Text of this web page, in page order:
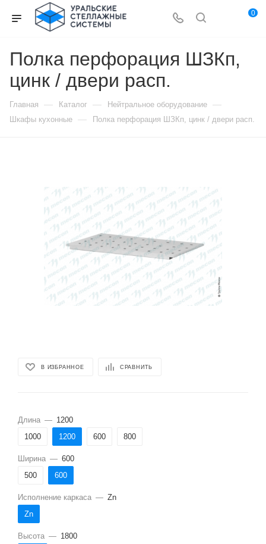
0
Полка перфорация ШЗКп,
цинк / двери расп.
Главная — Каталог — Нейтральное оборудование —
Шкафы кухонные — Полка перфорация ШЗКп, цинк / двери расп.
В ИЗБРАННОЕ СРАВНИТЬ
Длина — 1200
1000
1200 600 800
Ширина — 600
500
600
Исполнение каркаса — Zn
Zn
Высота — 1800